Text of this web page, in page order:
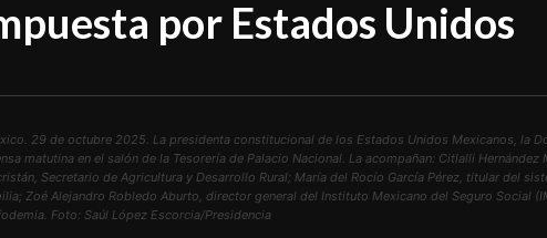
por Estados Unidos
29 de octubre 2025. La presidenta constitucional de los Estados Unidos Mexicanos, la
matutina en el salón de la Tesorería de Palacio Nacional. La acompañan: Citlalli Hernández
Secretario de Agricultura y Desarrollo Rural; María del Rocío García Pérez, titular del
Zoé Alejandro Robledo Aburto, director general del Instituto Mexicano del Seguro Social
Foto: Saúl López Escorcia/Presidencia